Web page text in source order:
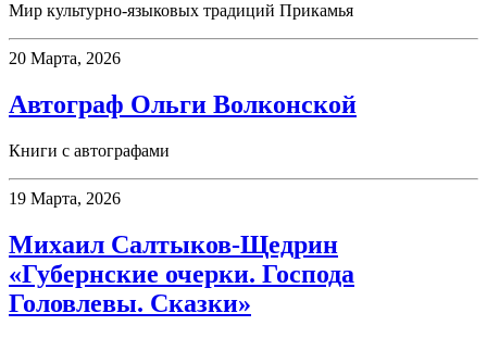
Мир культурно-языковых традиций Прикамья
20 Марта, 2026
Автограф Ольги Волконской
Книги с автографами
19 Марта, 2026
Михаил Салтыков-Щедрин
«Губернские очерки. Господа
Головлевы. Сказки»